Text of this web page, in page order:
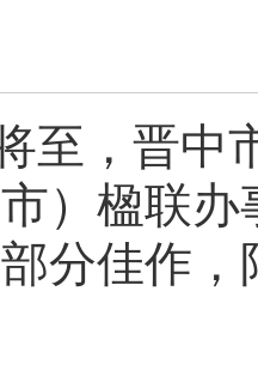
至，晋中
市）楹联
分佳作